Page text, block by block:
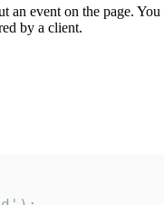
event on the page.
by a client.